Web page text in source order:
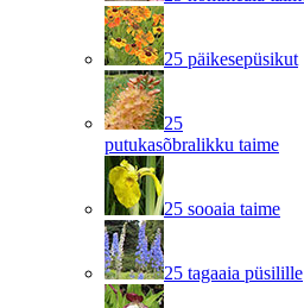
25 päikesepüsikut
25
putukasõbralikku taime
25 sooaia taime
25 tagaaia püsilille